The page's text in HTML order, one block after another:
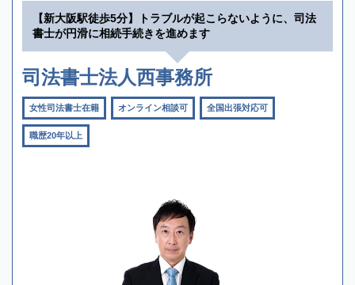
【新大阪駅徒歩5分】トラブルが起こらないように、司法
書士が円滑に相続手続きを進めます
司法書士法人西事務所
女性司法書士在籍 オンライン相談可 全国出張対応可
職歴20年以上